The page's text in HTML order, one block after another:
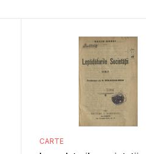
CARTE